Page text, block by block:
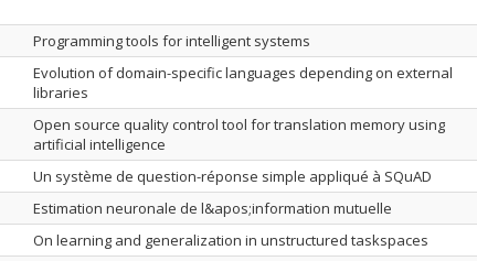
Programming tools for intelligent systems
Evolution of domain-specific languages depending on external
libraries
Open source quality control tool for translation memory using
artificial intelligence
Un système de question-réponse simple appliqué à SQuAD
Estimation neuronale de l&apos;information mutuelle
On learning and generalization in unstructured taskspaces